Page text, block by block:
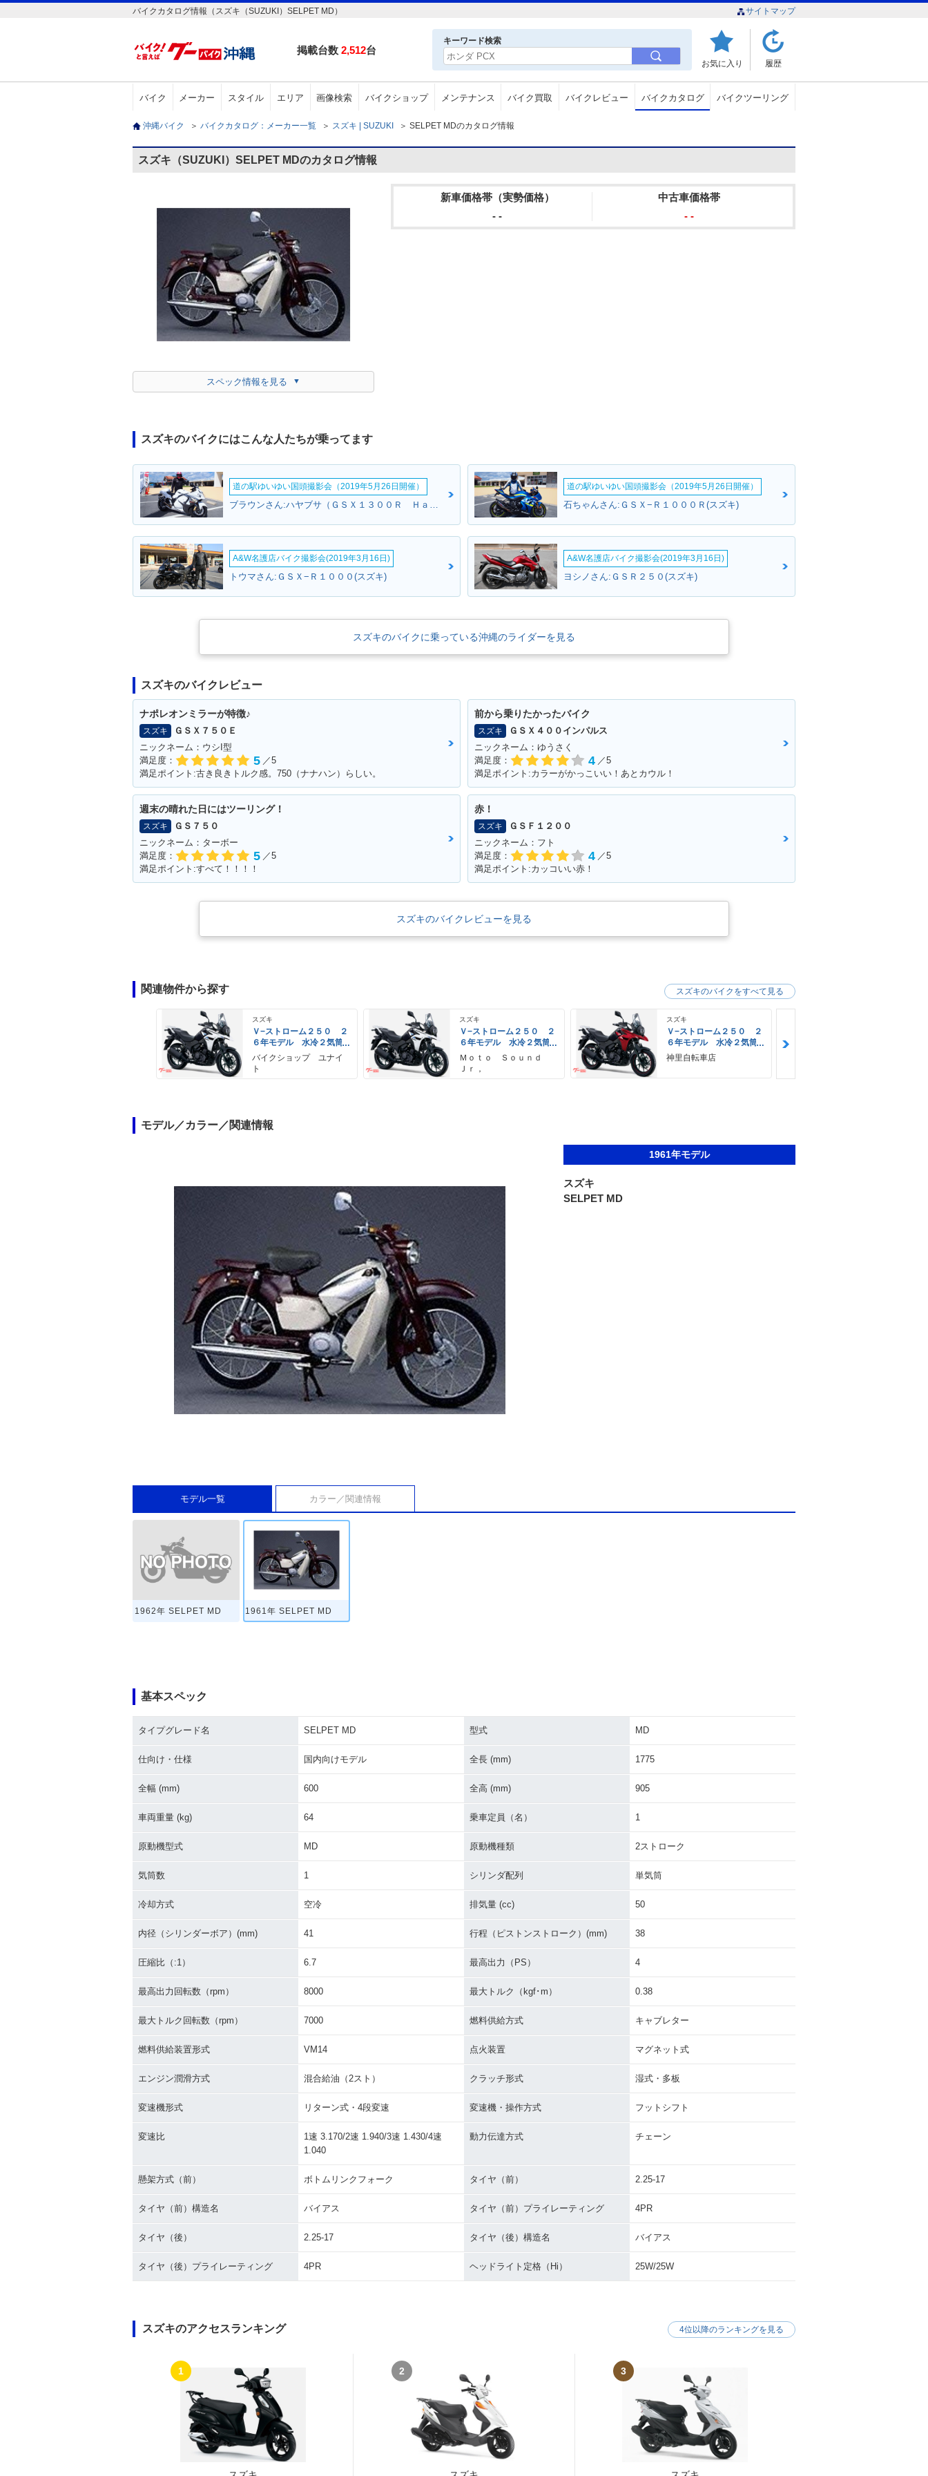
バイクカタログ情報（スズキ（SUZUKI）SELPET MD） サイトマップ
掲載台数 2,512台
キーワード検索
お気に入り 履歴
バイク メーカー スタイル エリア 画像検索 バイクショップ メンテナンス バイク買取 バイクレビュー バイクカタログ バイクツーリング
沖縄バイク ＞ バイクカタログ：メーカー一覧 ＞ スズキ | SUZUKI ＞ SELPET MDのカタログ情報
スズキ（SUZUKI）SELPET MDのカタログ情報
スペック情報を見る
新車価格帯（実勢価格）
- -
中古車価格帯
- -
スズキのバイクにはこんな人たちが乗ってます
道の駅ゆいゆい国頭撮影会（2019年5月26日開催）
ブラウンさん:ハヤブサ（ＧＳＸ１３００Ｒ Ｈａｙａｂｕｓａ）(スズキ)
道の駅ゆいゆい国頭撮影会（2019年5月26日開催）
石ちゃんさん:ＧＳＸ−Ｒ１０００Ｒ(スズキ)
A&W名護店バイク撮影会(2019年3月16日)
トウマさん:ＧＳＸ−Ｒ１０００(スズキ)
A&W名護店バイク撮影会(2019年3月16日)
ヨシノさん:ＧＳＲ２５０(スズキ)
スズキのバイクに乗っている沖縄のライダーを見る
スズキのバイクレビュー
ナポレオンミラーが特徴♪
スズキ
ＧＳＸ７５０Ｅ
ニックネーム：ウシI型
満足度：
5 ／5
満足ポイント:古き良きトルク感。750（ナナハン）らしい。
前から乗りたかったバイク
スズキ
ＧＳＸ４００インパルス
ニックネーム：ゆうさく
満足度：
4 ／5
満足ポイント:カラーがかっこいい！あとカウル！
週末の晴れた日にはツーリング！
スズキ
ＧＳ７５０
ニックネーム：ターボー
満足度：
5 ／5
満足ポイント:すべて！！！！
赤！
スズキ
ＧＳＦ１２００
ニックネーム：フト
満足度：
4 ／5
満足ポイント:カッコいい赤！
スズキのバイクレビューを見る
関連物件から探す
スズキ
Ｖ−ストローム２５０ ２
６年モデル 水冷２気筒
エンジン ＬＥＤヘッド
ライト標準装備
バイクショップ ユナイ
ト
スズキ
Ｖ−ストローム２５０ ２
６年モデル 水冷２気筒
エンジン ＬＥＤヘッド
ライト標準装備
Ｍｏｔｏ Ｓｏｕｎｄ
Ｊｒ，
スズキ
Ｖ−ストローム２５０ ２
６年モデル 水冷２気筒
エンジン ＬＥＤヘッド
ライト標準装備
神里自転車店
スズキのバイクをすべて見る
モデル／カラー／関連情報
1961年モデル
スズキ
SELPET MD
モデル一覧 カラー／関連情報
1962年 SELPET MD 1961年 SELPET MD
基本スペック
タイプグレード名 SELPET MD 型式 MD
仕向け・仕様 国内向けモデル 全長 (mm) 1775
全幅 (mm) 600 全高 (mm) 905
車両重量 (kg) 64 乗車定員（名） 1
原動機型式 MD 原動機種類 2ストローク
気筒数 1 シリンダ配列 単気筒
冷却方式 空冷 排気量 (cc) 50
内径（シリンダーボア）(mm) 41 行程（ピストンストローク）(mm) 38
圧縮比（:1） 6.7 最高出力（PS） 4
最高出力回転数（rpm） 8000 最大トルク（kgf･m） 0.38
最大トルク回転数（rpm） 7000 燃料供給方式 キャブレター
燃料供給装置形式 VM14 点火装置 マグネット式
エンジン潤滑方式 混合給油（2スト） クラッチ形式 湿式・多板
変速機形式 リターン式・4段変速 変速機・操作方式 フットシフト
変速比
1速 3.170/2速 1.940/3速 1.430/4速
1.040
動力伝達方式 チェーン
懸架方式（前） ボトムリンクフォーク タイヤ（前） 2.25-17
タイヤ（前）構造名 バイアス タイヤ（前）プライレーティング 4PR
タイヤ（後） 2.25-17 タイヤ（後）構造名 バイアス
タイヤ（後）プライレーティング 4PR ヘッドライト定格（Hi） 25W/25W
スズキのアクセスランキング
1 2 3
4位以降のランキングを見る